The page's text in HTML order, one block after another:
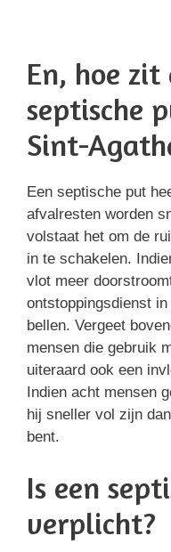
En, hoe
septische
Sint-
Een septische put
afvalresten worden
volstaat het om de
in te schakelen.
vlot meer
ontstoppingsdienst
bellen. Vergeet
mensen die gebruik
uiteraard ook een
Indien acht mensen
hij sneller vol zijn
bent.
Is een
verplicht?